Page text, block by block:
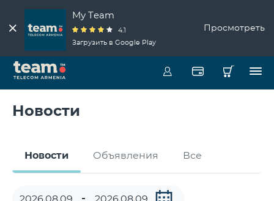
My Team
4.1
Загрузить в Google Play
Просмотреть
Новости
Новости Объявления Все